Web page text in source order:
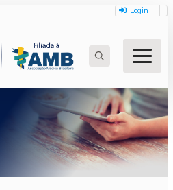
Login
for: